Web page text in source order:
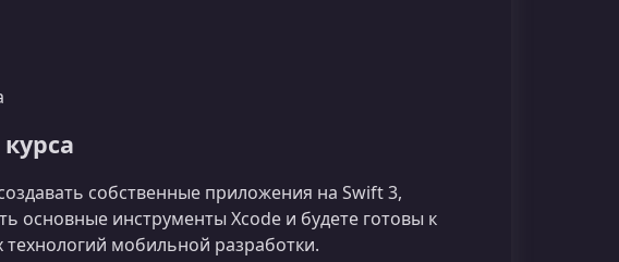
собственные приложения на Swift 3,
основные инструменты Xcode и будете готовы к
мобильной разработки.